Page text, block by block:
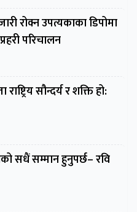
रोक्न उपत्यकाका डिपोमा
परिचालन
सौन्दर्य र शक्ति हो:
सधैं सम्मान हुनुपर्छ– रवि